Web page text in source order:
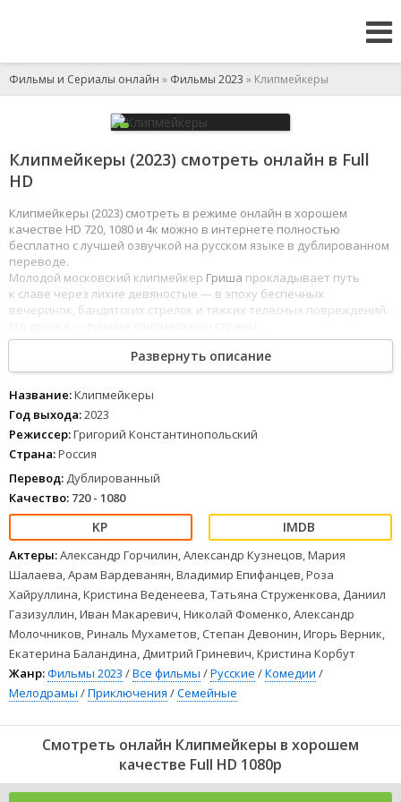
Фильмы и Сериалы онлайн » Фильмы 2023 » Клипмейкеры
Клипмейкеры (2023) смотреть онлайн в Full
HD
Клипмейкеры (2023) смотреть в режиме онлайн в хорошем
качестве HD 720, 1080 и 4к можно в интернете полностью
бесплатно с лучшей озвучкой на русском языке в дублированном
переводе.
Молодой московский клипмейкер Гриша прокладывает путь
к славе через лихие девяностые — в эпоху беспечных
вечеринок, бандитских стрелок и тяжких телесных повреждений.
его клиенты —главныеее звезды. Одна лихая авантюра следует
за другой — ребятам везет. И, кажется, что все только
начинается.
1 23 45 678
Развернуть описание
Название:Клипмейкеры
Год выхода:2023
Режиссер:Григорий Константинопольский
Страна:Россия
Перевод: Дублированный
Качество: 720 - 1080
Актеры:Александр Горчилин, Александр Кузнецов, Мария
Шалаева, Арам Вардеванян, Владимир Епифанцев, Роза
Хайруллина, Кристина Веденеева, Татьяна Струженкова, Даниил
Газизуллин, Иван Макаревич, Николай Фоменко, Александр
Молочников, Риналь Мухаметов, Степан Девонин, Игорь Верник,
Екатерина Баландина, Дмитрий Гриневич, Кристина Корбут
Жанр:Фильмы 2023 /Все фильмы /Русские /Комедии /
Мелодрамы /Приключения /Семейные
Смотреть онлайн Клипмейкеры в хорошем
качестве Full HD 1080p